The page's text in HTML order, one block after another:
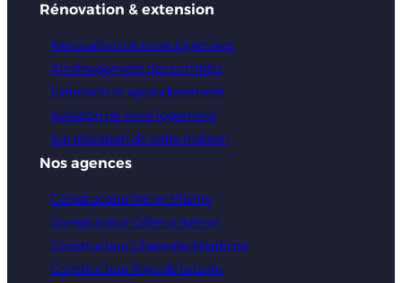
Rénovation & extension
Rénovation de votre logement
Aménagement des combles
Extension et agrandissement
Isolation de votre logement
Sur élévation de votre maison
Nos agences
Constructeur Ille-et-Vilaine
Constructeur Côtes d’Armor
Constructeur Charente-Maritime
Constructeur Pays de la Loire